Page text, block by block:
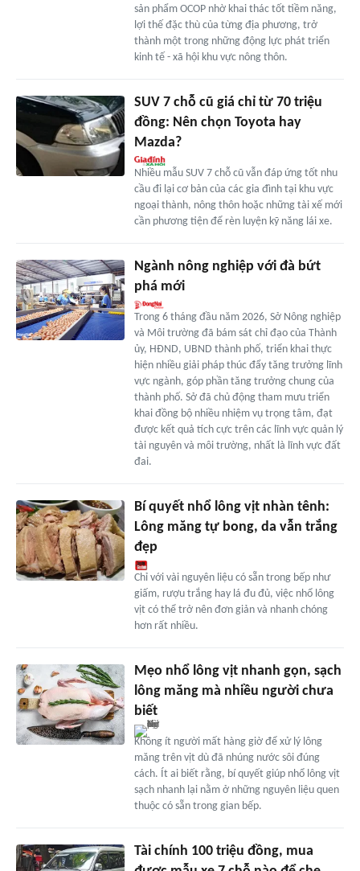
sản phẩm OCOP nhờ khai thác tốt tiềm năng,
lợi thế đặc thù của từng địa phương, trở
thành một trong những động lực phát triển
kinh tế - xã hội khu vực nông thôn.
SUV 7 chỗ cũ giá chỉ từ 70 triệu
đồng: Nên chọn Toyota hay
Mazda?
Nhiều mẫu SUV 7 chỗ cũ vẫn đáp ứng tốt nhu
cầu đi lại cơ bản của các gia đình tại khu vực
ngoại thành, nông thôn hoặc những tài xế mới
cần phương tiện để rèn luyện kỹ năng lái xe.
Ngành nông nghiệp với đà bứt
phá mới
Trong 6 tháng đầu năm 2026, Sở Nông nghiệp
và Môi trường đã bám sát chỉ đạo của Thành
ủy, HÐND, UBND thành phố, triển khai thực
hiện nhiều giải pháp thúc đẩy tăng trưởng lĩnh
vực ngành, góp phần tăng trưởng chung của
thành phố. Sở đã chủ động tham mưu triển
khai đồng bộ nhiều nhiệm vụ trọng tâm, đạt
được kết quả tích cực trên các lĩnh vực quản lý
tài nguyên và môi trường, nhất là lĩnh vực đất
đai.
Bí quyết nhổ lông vịt nhàn tênh:
Lông măng tự bong, da vẫn trắng
đẹp
Chỉ với vài nguyên liệu có sẵn trong bếp như
giấm, rượu trắng hay lá đu đủ, việc nhổ lông
vịt có thể trở nên đơn giản và nhanh chóng
hơn rất nhiều.
Mẹo nhổ lông vịt nhanh gọn, sạch
lông măng mà nhiều người chưa
biết
Không ít người mất hàng giờ để xử lý lông
măng trên vịt dù đã nhúng nước sôi đúng
cách. Ít ai biết rằng, bí quyết giúp nhổ lông vịt
sạch nhanh lại nằm ở những nguyên liệu quen
thuộc có sẵn trong gian bếp.
Tài chính 100 triệu đồng, mua